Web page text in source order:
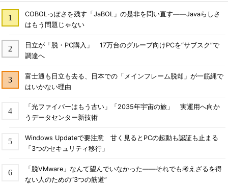
COBOLっぽさを残す「JaBOL」の是非を問い直す――Javaらしさ
はもう問題じゃない
日立が「脱・PC購入」 17万台のグループ向けPCを“サブスク”で
調達へ
富士通も日立も去る、日本での「メインフレーム脱却」が一筋縄で
はいかない理由
「光ファイバーはもう古い」「2035年宇宙の旅」 実運用へ向か
うデータセンター新技術
Windows Updateで要注意 甘く見るとPCの起動も認証も止まる
「3つのセキュリティ移行」
「脱VMware」なんて望んでいなかった――それでも考えざるを得
ない人のための“3つの筋道”